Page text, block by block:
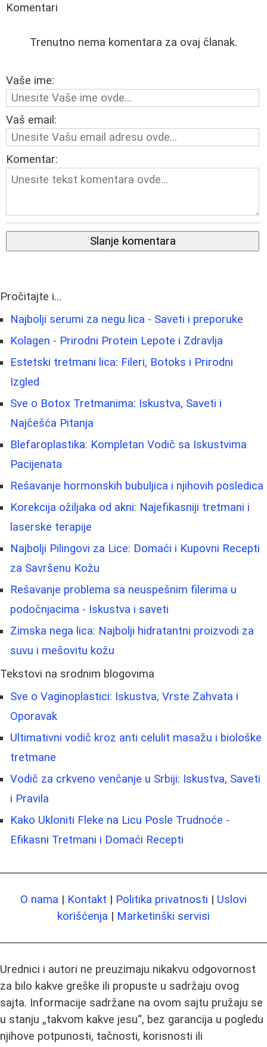
Komentari
Trenutno nema komentara za ovaj članak.
Vaše ime:
Vaš email:
Komentar:
Slanje komentara
Pročitajte i...
Najbolji serumi za negu lica - Saveti i preporuke
Kolagen - Prirodni Protein Lepote i Zdravlja
Estetski tretmani lica: Fileri, Botoks i Prirodni
Izgled
Sve o Botox Tretmanima: Iskustva, Saveti i
Najčešća Pitanja
Blefaroplastika: Kompletan Vodič sa Iskustvima
Pacijenata
Rešavanje hormonskih bubuljica i njihovih posledica
Korekcija ožiljaka od akni: Najefikasniji tretmani i
laserske terapije
Najbolji Pilingovi za Lice: Domaći i Kupovni Recepti
za Savršenu Kožu
Rešavanje problema sa neuspešnim filerima u
podočnjacima - Iskustva i saveti
Zimska nega lica: Najbolji hidratantni proizvodi za
suvu i mešovitu kožu
Tekstovi na srodnim blogovima
Sve o Vaginoplastici: Iskustva, Vrste Zahvata i
Oporavak
Ultimativni vodič kroz anti celulit masažu i biološke
tretmane
Vodič za crkveno venčanje u Srbiji: Iskustva, Saveti
i Pravila
Kako Ukloniti Fleke na Licu Posle Trudnoće -
Efikasni Tretmani i Domaći Recepti
O nama | Kontakt | Politika privatnosti | Uslovi
korišćenja | Marketinški servisi
Urednici i autori ne preuzimaju nikakvu odgovornost
za bilo kakve greške ili propuste u sadržaju ovog
sajta. Informacije sadržane na ovom sajtu pružaju se
u stanju „takvom kakve jesu“, bez garancija u pogledu
njihove potpunosti, tačnosti, korisnosti ili